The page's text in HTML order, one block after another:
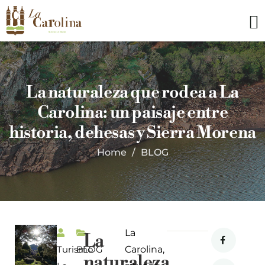
La naturaleza que rodea a La
Carolina: un paisaje entre
historia, dehesas y Sierra Morena
Home BLOG
Turismo
BLOG
La
La
Carolina,